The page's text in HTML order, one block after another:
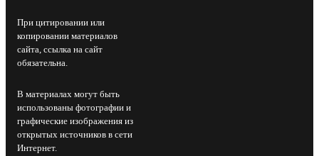
При цитировании или
копировании материалов
сайта, ссылка на сайт
обязательна.
В материалах могут быть
использованы фотографии и
графические изображения из
открытых источников в сети
Интернет.